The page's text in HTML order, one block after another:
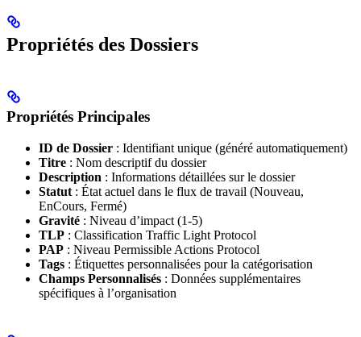
Propriétés des Dossiers
Propriétés Principales
ID de Dossier : Identifiant unique (généré automatiquement)
Titre : Nom descriptif du dossier
Description : Informations détaillées sur le dossier
Statut : État actuel dans le flux de travail (Nouveau,
EnCours, Fermé)
Gravité : Niveau d’impact (1-5)
TLP : Classification Traffic Light Protocol
PAP : Niveau Permissible Actions Protocol
Tags : Étiquettes personnalisées pour la catégorisation
Champs Personnalisés : Données supplémentaires
spécifiques à l’organisation